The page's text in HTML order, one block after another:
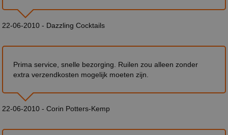
22-06-2010 - Dazzling Cocktails
Prima service, snelle bezorging. Ruilen zou alleen zonder
extra verzendkosten mogelijk moeten zijn.
22-06-2010 - Corin Potters-Kemp